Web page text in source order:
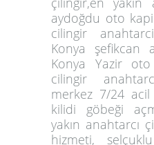
aydoğdu oto
cilingir
Konya şefikcan
Konya Yazir
cilingir
merkez 7/24
kilidi göbeği
yakın anahtarcı
hizmeti,